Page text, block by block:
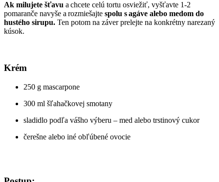
Ak milujete šťavu a chcete celú tortu osviežiť, vyšťavte 1-2
pomaranče navyše a rozmiešajte spolu s agáve alebo medom do
hustého sirupu. Ten potom na záver prelejte na konkrétny narezaný
kúsok.
Krém
250 g mascarpone
300 ml šľahačkovej smotany
sladidlo podľa vášho výberu – med alebo trstinový cukor
čerešne alebo iné obľúbené ovocie